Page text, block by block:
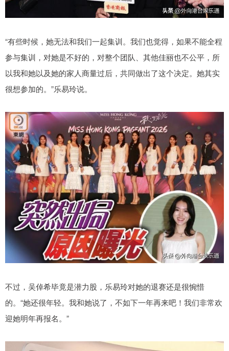
“有些时候，她无法和我们一起集训。我们也觉得，如果不能全程
参与集训，对她是不好的，对整个团队、其他佳丽也不公平，所
以我和她以及她的家人商量过后，共同做出了这个决定。她其实
很想参加的。”乐易玲说。
不过，吴倬希毕竟是潜力股，乐易玲对她的退赛还是很惋惜
的。“她还很年轻。我和她说了，不如下一年再来吧！我们非常欢
迎她明年再报名。”